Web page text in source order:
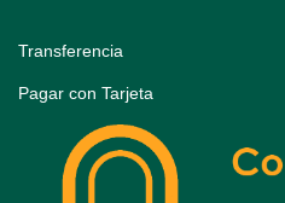
Transferencia
Pagar con Tarjeta